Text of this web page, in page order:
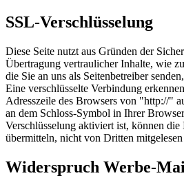
SSL-Verschlüsselung
Diese Seite nutzt aus Gründen der
Übertragung vertraulicher Inhalte, wie
die Sie an uns als Seitenbetreiber
Eine verschlüsselte Verbindung
Adresszeile des Browsers von "http://"
an dem Schloss-Symbol in Ihrer
Verschlüsselung aktiviert ist, können die
übermitteln, nicht von Dritten
Widerspruch Werbe-